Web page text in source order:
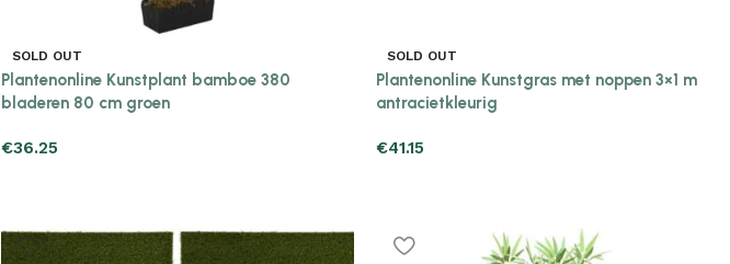
SOLD OUT
Plantenonline Kunstplant bamboe 380
bladeren 80 cm groen
€36.25
SOLD OUT
Plantenonline Kunstgras met noppen 3×1 m
antracietkleurig
€41.15